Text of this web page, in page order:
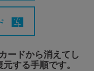
ードから消えてし
する手順です。